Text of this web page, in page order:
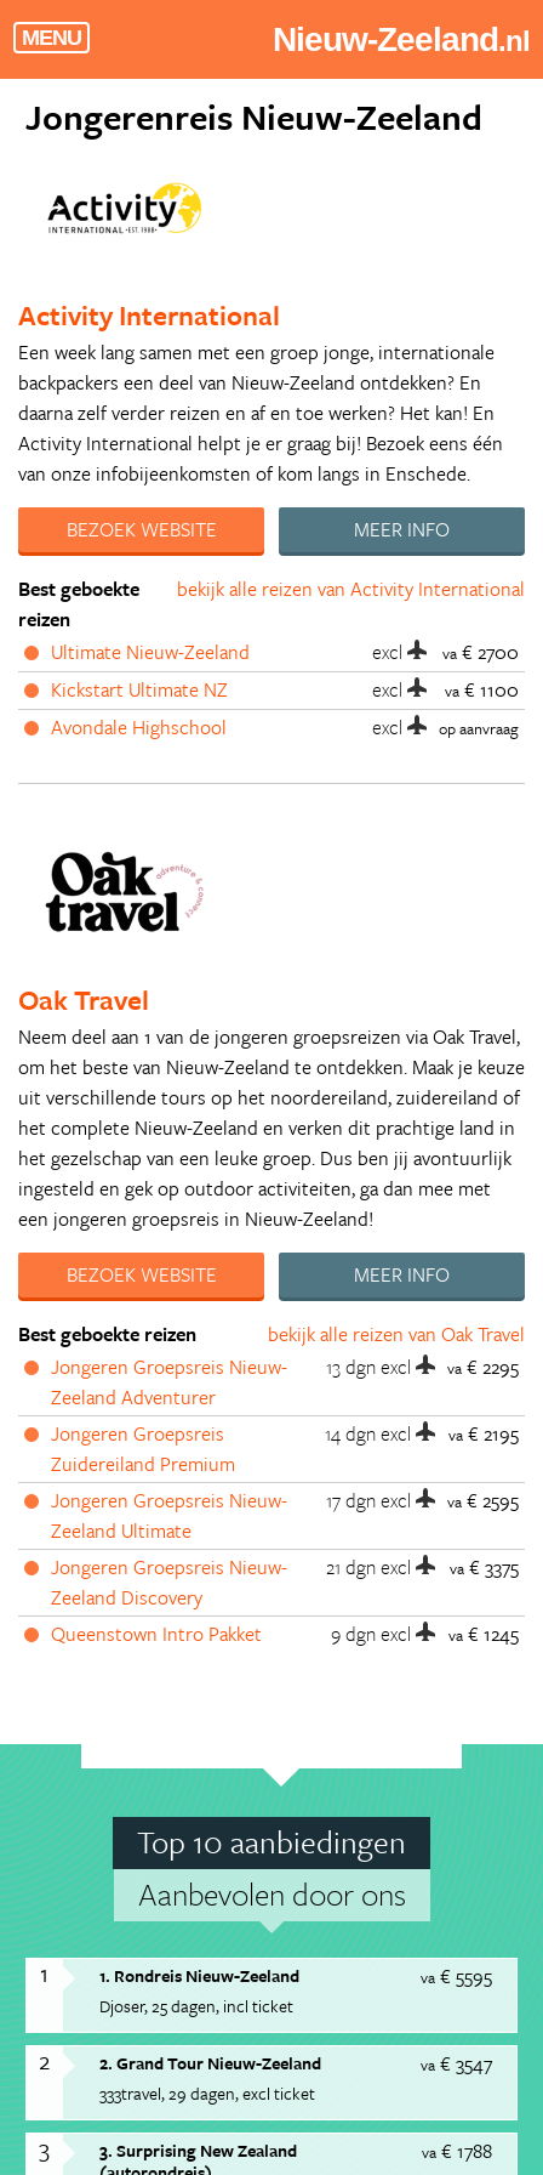
MENU Nieuw-Zeeland.nl
Jongerenreis Nieuw-Zeeland
Activity International
Een week lang samen met een groep jonge, internationale
backpackers een deel van Nieuw-Zeeland ontdekken? En
daarna zelf verder reizen en af en toe werken? Het kan! En
Activity International helpt je er graag bij! Bezoek eens één
van onze infobijeenkomsten of kom langs in Enschede.
BEZOEK WEBSITE
MEER INFO
bekijk alle reizen van Activity International
Best geboekte
reizen
Ultimate Nieuw-Zeeland
excl va € 2700
Kickstart Ultimate NZ
excl va € 1100
Avondale Highschool
excl op aanvraag
Oak Travel
Neem deel aan 1 van de jongeren groepsreizen via Oak Travel,
om het beste van Nieuw-Zeeland te ontdekken. Maak je keuze
uit verschillende tours op het noordereiland, zuidereiland of
het complete Nieuw-Zeeland en verken dit prachtige land in
het gezelschap van een leuke groep. Dus ben jij avontuurlijk
ingesteld en gek op outdoor activiteiten, ga dan mee met
een jongeren groepsreis in Nieuw-Zeeland!
BEZOEK WEBSITE
MEER INFO
bekijk alle reizen van Oak Travel
Best geboekte reizen
Jongeren Groepsreis Nieuw-
Zeeland Adventurer
13 dgnexcl va € 2295
Jongeren Groepsreis
Zuidereiland Premium
14 dgnexcl va € 2195
Jongeren Groepsreis Nieuw-
Zeeland Ultimate
17 dgnexcl va € 2595
Jongeren Groepsreis Nieuw-
Zeeland Discovery
21 dgnexcl va € 3375
Queenstown Intro Pakket 9 dgnexcl va € 1245
Top 10 aanbiedingen
Aanbevolen door ons
1 va € 5595
1. Rondreis Nieuw-Zeeland
Djoser 25 dagen incl ticket
2 va € 3547
2. Grand Tour Nieuw-Zeeland
333travel 29 dagen excl ticket
3 va € 1788
3. Surprising New Zealand